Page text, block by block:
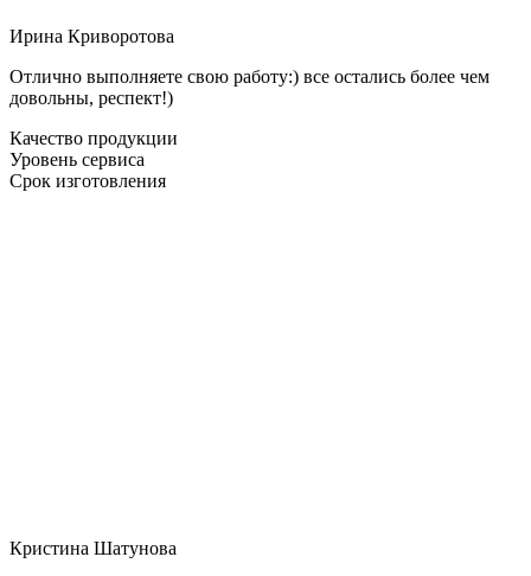
Ирина Криворотова
Отлично выполняете свою работу:) все остались более чем
довольны, респект!)
Качество продукции
Уровень сервиса
Срок изготовления
Кристина Шатунова